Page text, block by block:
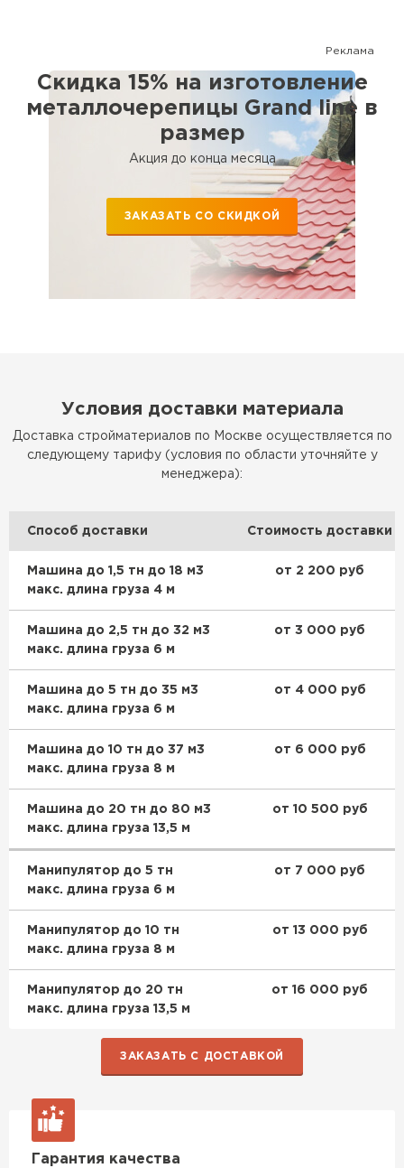
Реклама
Скидка 15% на изготовление
металлочерепицы Grand line в
размер
Акция до конца месяца
ЗАКАЗАТЬ СО СКИДКОЙ
Условия доставки материала
Доставка стройматериалов по Москве осуществляется по
следующему тарифу (условия по области уточняйте у
менеджера):
Способ доставки Стоимость доставки
Машина до 1,5 тн до 18 м3
макс. длина груза 4 м
от 2 200 руб
Машина до 2,5 тн до 32 м3
макс. длина груза 6 м
от 3 000 руб
Машина до 5 тн до 35 м3
макс. длина груза 6 м
от 4 000 руб
Машина до 10 тн до 37 м3
макс. длина груза 8 м
от 6 000 руб
Машина до 20 тн до 80 м3
макс. длина груза 13,5 м
от 10 500 руб
Манипулятор до 5 тн
макс. длина груза 6 м
от 7 000 руб
Манипулятор до 10 тн
макс. длина груза 8 м
от 13 000 руб
Манипулятор до 20 тн
макс. длина груза 13,5 м
от 16 000 руб
ЗАКАЗАТЬ С ДОСТАВКОЙ
Гарантия качества
ПЕРЕЙТИ